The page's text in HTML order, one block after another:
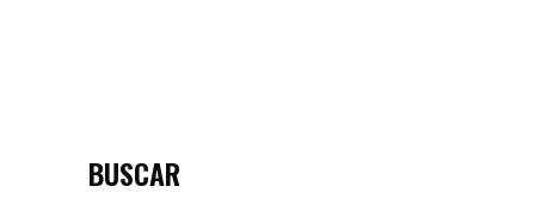
BUSCAR